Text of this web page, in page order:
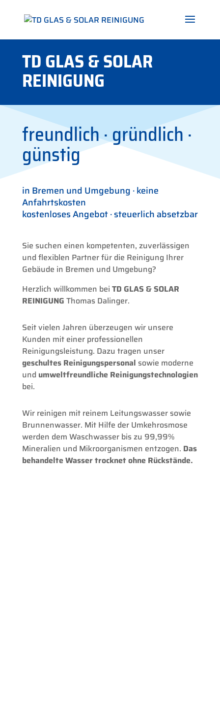
TD GLAS & SOLAR
REINIGUNG
freundlich · gründlich ·
günstig
in Bremen und Umgebung · keine
Anfahrtskosten
kostenloses Angebot · steuerlich absetzbar
Sie suchen einen kompetenten, zuverlässigen
und flexiblen Partner für die Reinigung Ihrer
Gebäude in Bremen und Umgebung?
Herzlich willkommen bei TD GLAS & SOLAR
REINIGUNG Thomas Dalinger.
Seit vielen Jahren überzeugen wir unsere
Kunden mit einer professionellen
Reinigungsleistung. Dazu tragen unser
geschultes Reinigungspersonal sowie moderne
und umweltfreundliche Reinigungstechnologien
bei.
Wir reinigen mit reinem Leitungswasser sowie
Brunnenwasser. Mit Hilfe der Umkehrosmose
werden dem Waschwasser bis zu 99,99%
Mineralien und Mikroorganismen entzogen. Das
behandelte Wasser trocknet ohne Rückstände.